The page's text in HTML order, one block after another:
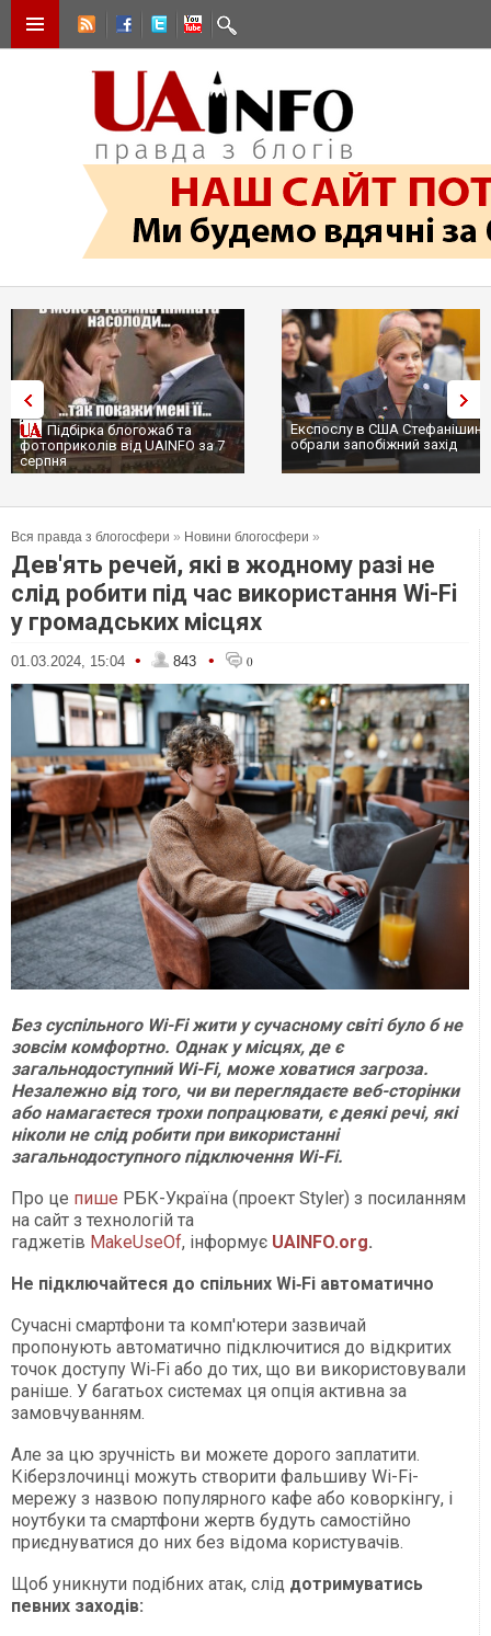
Експослу в США Стефанішиній
обрали запобіжний захід
Трамп не передасть Україні
сотні ракет до Patriot, бо у
Вся правда з блогосфери » Новини блогосфери »
Дев'ять речей, які в жодному разі не
слід робити під час використання Wi-Fi
у громадських місцях
01.03.2024, 15:04 • 843 • 0
Без суспільного Wi-Fi жити у сучасному світі було б не
зовсім комфортно. Однак у місцях, де є
загальнодоступний Wi-Fi, може ховатися загроза.
Незалежно від того, чи ви переглядаєте веб-сторінки
або намагаєтеся трохи попрацювати, є деякі речі, які
ніколи не слід робити при використанні
загальнодоступного підключення Wi-Fi.
Про це пише РБК-Україна (проект Styler) з посиланням
на сайт з технологій та
гаджетів MakeUseOf, інформує UAINFO.org.
Не підключайтеся до спільних Wi‑Fi автоматично
Сучасні смартфони та комп'ютери зазвичай
пропонують автоматично підключитися до відкритих
точок доступу Wi‑Fi або до тих, що ви використовували
раніше. У багатьох системах ця опція активна за
замовчуванням.
Але за цю зручність ви можете дорого заплатити.
Кіберзлочинці можуть створити фальшиву Wi-Fi-
мережу з назвою популярного кафе або коворкінгу, і
ноутбуки та смартфони жертв будуть самостійно
приєднуватися до них без відома користувачів.
Щоб уникнути подібних атак, слід дотримуватись
певних заходів: